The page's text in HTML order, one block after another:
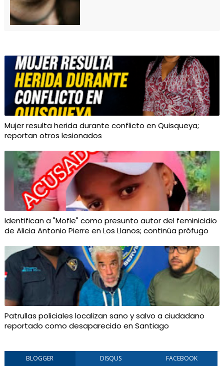
Mujer resulta herida durante conflicto en Quisqueya;
reportan otros lesionados
Identifican a "Mofle" como presunto autor del feminicidio
de Alicia Antonio Pierre en Los Llanos; continúa prófugo
Patrullas policiales localizan sano y salvo a ciudadano
reportado como desaparecido en Santiago
BLOGGER DISQUS FACEBOOK